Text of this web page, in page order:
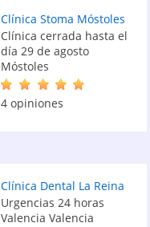
Clínica Stoma Móstoles
Clínica cerrada hasta el
día 29 de agosto
Móstoles
4 opiniones
Clínica Dental La Reina
Urgencias 24 horas
Valencia Valencia